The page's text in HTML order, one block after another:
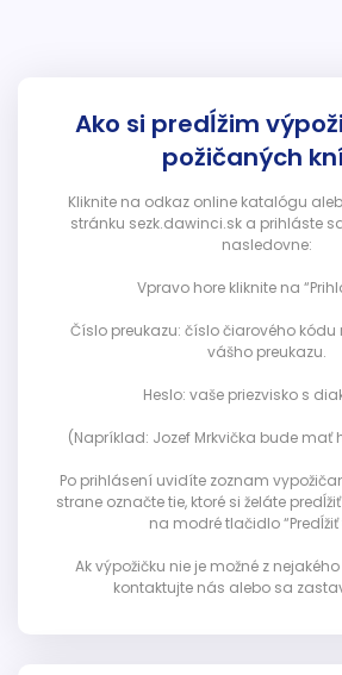
Ako si predĺžim
požičaných
Kliknite na odkaz online katalógu
stránku sezk.dawinci.sk a prihláste
nasledovne:
Vpravo hore kliknite na
Číslo preukazu: číslo čiarového
vášho preukazu.
Heslo: vaše priezvisko s
(Napríklad: Jozef Mrkvička bude mať
Po prihlásení uvidíte zoznam
strane označte tie, ktoré si želáte
na modré tlačidlo “Predĺžiť
Ak výpožičku nie je možné z
kontaktujte nás alebo sa